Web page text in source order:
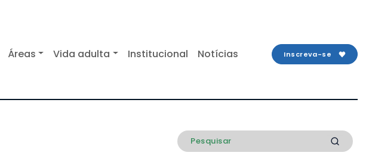
Áreas Vida adulta Institucional Notícias Inscreva-se